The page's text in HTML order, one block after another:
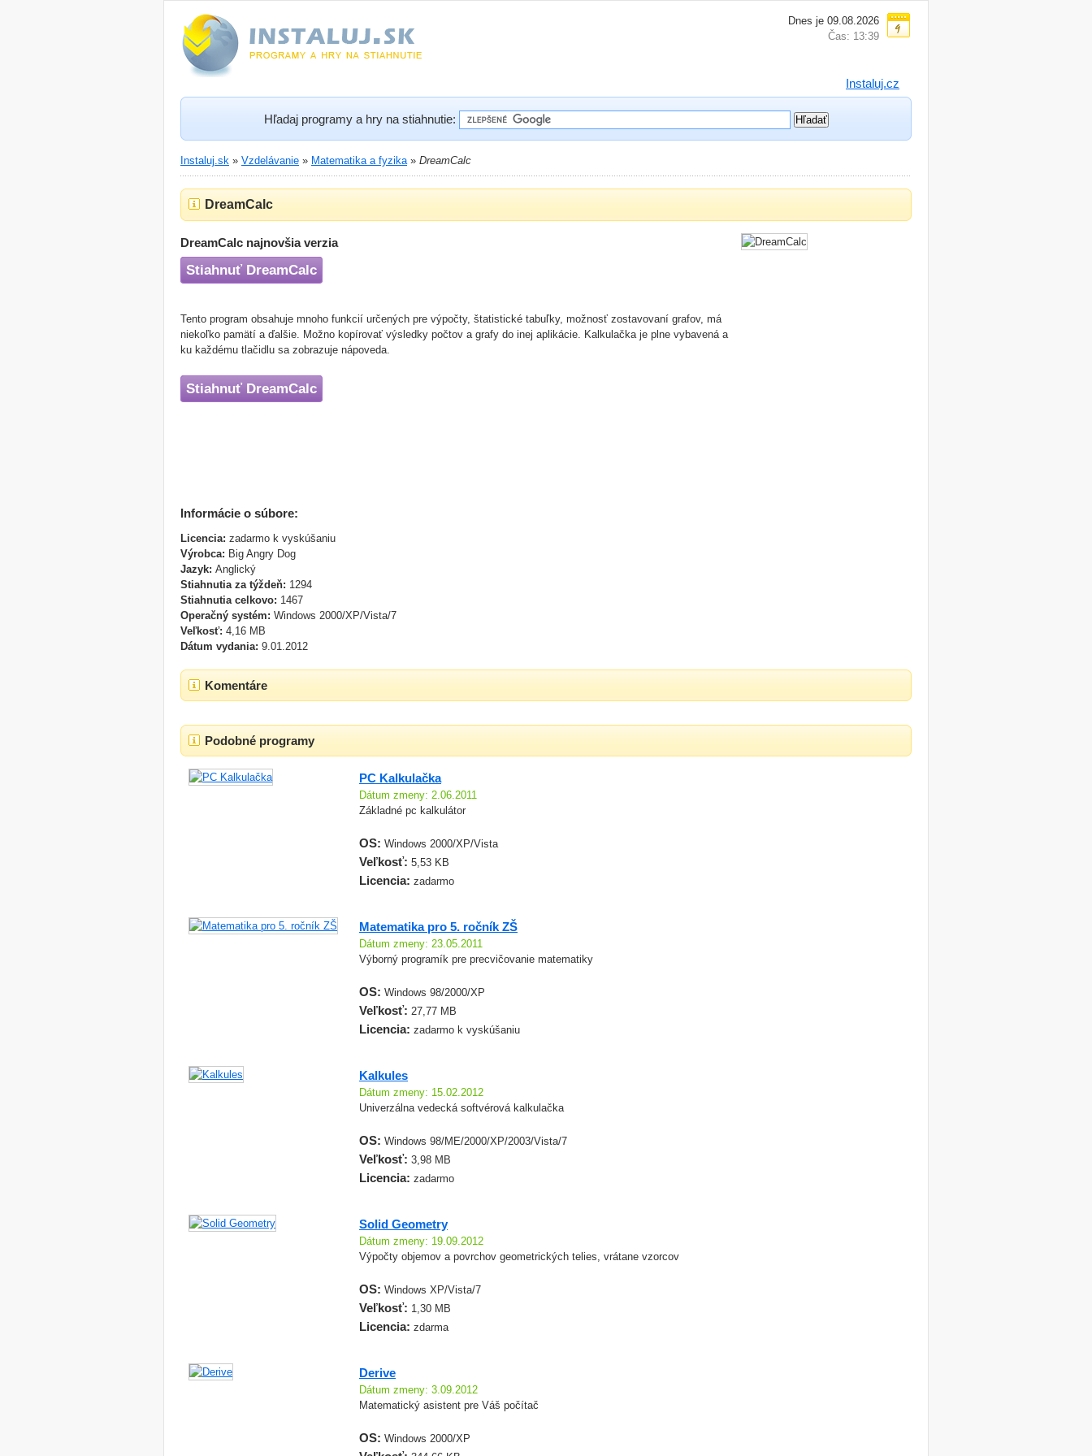
Dnes je 09.08.2026
Čas: 13:39
Instaluj.cz
Hľadaj programy a hry na stiahnutie:
Instaluj.sk » Vzdelávanie » Matematika a fyzika» DreamCalc
DreamCalc
DreamCalc najnovšia verzia
Stiahnuť DreamCalc
Tento program obsahuje mnoho funkcií určených pre výpočty, štatistické tabuľky, možnosť zostavovaní grafov, má
niekoľko pamätí a ďalšie. Možno kopírovať výsledky počtov a grafy do inej aplikácie. Kalkulačka je plne vybavená a
ku každému tlačidlu sa zobrazuje nápoveda.
Stiahnuť DreamCalc
Informácie o súbore:
Licencia: zadarmo k vyskúšaniu
Výrobca: Big Angry Dog
Jazyk: Anglický
Stiahnutia za týždeň: 1294
Stiahnutia celkovo: 1467
Operačný systém: Windows 2000/XP/Vista/7
Veľkosť: 4,16 MB
Dátum vydania: 9.01.2012
Komentáre
Podobné programy
PC Kalkulačka
Dátum zmeny: 2.06.2011
Základné pc kalkulátor
OS: Windows 2000/XP/Vista
Veľkosť: 5,53 KB
Licencia: zadarmo
Matematika pro 5. ročník ZŠ
Dátum zmeny: 23.05.2011
Výborný programík pre precvičovanie matematiky
OS: Windows 98/2000/XP
Veľkosť: 27,77 MB
Licencia: zadarmo k vyskúšaniu
Kalkules
Dátum zmeny: 15.02.2012
Univerzálna vedecká softvérová kalkulačka
OS: Windows 98/ME/2000/XP/2003/Vista/7
Veľkosť: 3,98 MB
Licencia: zadarmo
Solid Geometry
Dátum zmeny: 19.09.2012
Výpočty objemov a povrchov geometrických telies, vrátane vzorcov
OS: Windows XP/Vista/7
Veľkosť: 1,30 MB
Licencia: zdarma
Derive
Dátum zmeny: 3.09.2012
Matematický asistent pre Váš počítač
OS: Windows 2000/XP